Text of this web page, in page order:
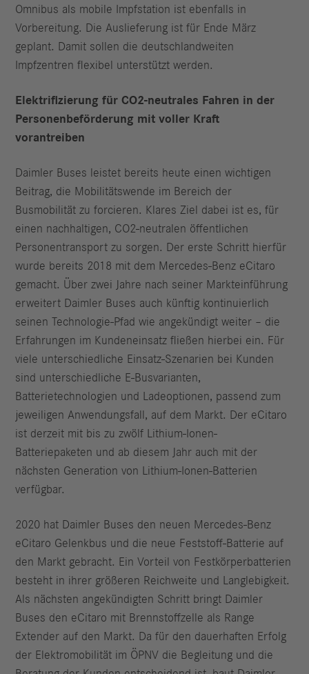
Omnibus als mobile Impfstation ist ebenfalls in
Vorbereitung. Die Auslieferung ist für Ende März
geplant. Damit sollen die deutschlandweiten
Impfzentren flexibel unterstützt werden.
Elektrifizierung für CO2-neutrales Fahren in der
Personenbeförderung mit voller Kraft
vorantreiben
Daimler Buses leistet bereits heute einen wichtigen
Beitrag, die Mobilitätswende im Bereich der
Busmobilität zu forcieren. Klares Ziel dabei ist es, für
einen nachhaltigen, CO2-neutralen öffentlichen
Personentransport zu sorgen. Der erste Schritt hierfür
wurde bereits 2018 mit dem Mercedes-Benz eCitaro
gemacht. Über zwei Jahre nach seiner Markteinführung
erweitert Daimler Buses auch künftig kontinuierlich
seinen Technologie-Pfad wie angekündigt weiter – die
Erfahrungen im Kundeneinsatz fließen hierbei ein. Für
viele unterschiedliche Einsatz-Szenarien bei Kunden
sind unterschiedliche E-Busvarianten,
Batterietechnologien und Ladeoptionen, passend zum
jeweiligen Anwendungsfall, auf dem Markt. Der eCitaro
ist derzeit mit bis zu zwölf Lithium-Ionen-
Batteriepaketen und ab diesem Jahr auch mit der
nächsten Generation von Lithium-Ionen-Batterien
verfügbar.
2020 hat Daimler Buses den neuen Mercedes-Benz
eCitaro Gelenkbus und die neue Feststoff-Batterie auf
den Markt gebracht. Ein Vorteil von Festkörperbatterien
besteht in ihrer größeren Reichweite und Langlebigkeit.
Als nächsten angekündigten Schritt bringt Daimler
Buses den eCitaro mit Brennstoffzelle als Range
Extender auf den Markt. Da für den dauerhaften Erfolg
der Elektromobilität im ÖPNV die Begleitung und die